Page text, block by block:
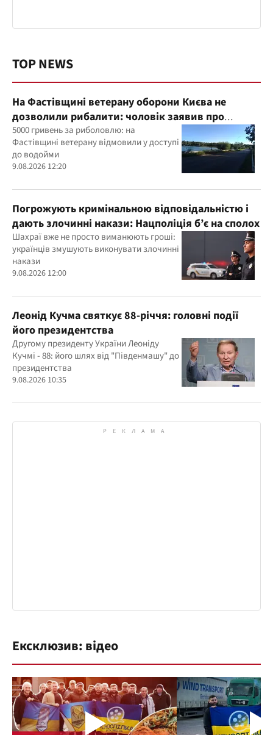
TOP NEWS
На Фастівщині ветерану оборони Києва не
дозволили рибалити: чоловік заявив про
погрози
5000 гривень за риболовлю: на
Фастівщині ветерану відмовили у доступі
до водойми
9.08.2026 12:20
Погрожують кримінальною відповідальністю і
дають злочинні накази: Нацполіція б’є на сполох
Шахраї вже не просто виманюють гроші:
українців змушують виконувати злочинні
накази
9.08.2026 12:00
Леонід Кучма святкує 88-річчя: головні події
його президентства
Другому президенту України Леоніду
Кучмі - 88: його шлях від "Південмашу" до
президентства
9.08.2026 10:35
Ексклюзив: відео